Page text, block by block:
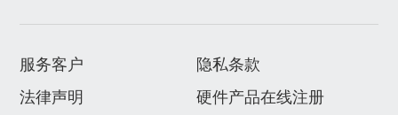
服务客户
隐私条款
法律声明
硬件产品在线注册